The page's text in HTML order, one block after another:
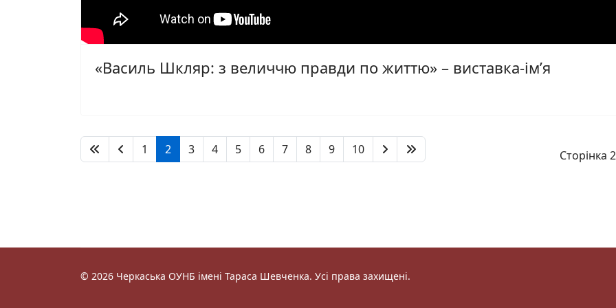
«Василь Шкляр: з величчю правди по життю» – виставка-ім’я
Сторінка
1 2 3 4 5 6 7 8 9 10
© 2026 Черкаська ОУНБ імені Тараса Шевченка. Усі права захищені.